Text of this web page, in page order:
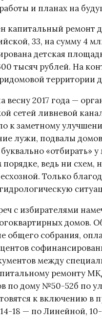
и планах на
капитальный ремонт
33, на сумму 4
детская
тысяч рублей. На
территории
весну 2017 года —
сетей ливневой
к заметному
лужи, подвалы
«отбирать»
порядке, ведь ни схем,
Только
с избирателями
домов.
общего собрания,
между
ремонту
по дому №50-52б по
к включению в
18 — по Линейной,